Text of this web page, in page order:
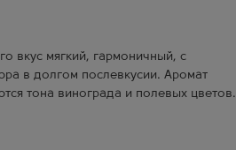
вкус мягкий, гармоничный, с
в долгом послевкусии. Аромат
тона винограда и полевых цветов.